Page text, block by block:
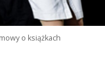
o książkach